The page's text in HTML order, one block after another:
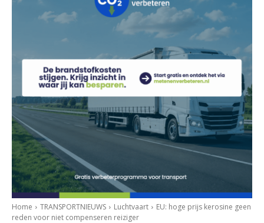
Home TRANSPORTNIEUWS Luchtvaart
EU: hoge prijs kerosine geen
reden voor niet compenseren reiziger